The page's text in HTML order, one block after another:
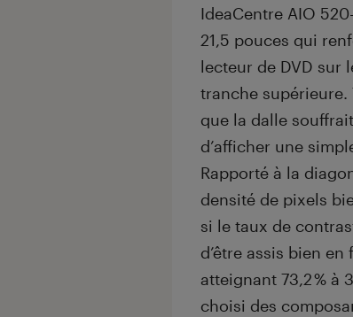
IdeaCentre AIO
21,5 pouces qui
lecteur de DVD sur
tranche supérieure.
que la dalle
d’afficher une
Rapporté à la
densité de pixels
si le taux de
d’être assis bien
atteignant 73,2 % à
choisi des